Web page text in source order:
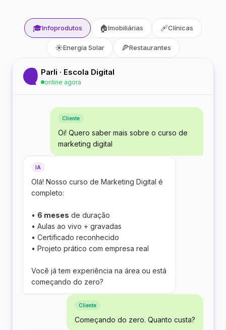
🎓Infoprodutos 🏠Imobiliárias 🩹Clínicas
☀️Energia Solar 🍕Restaurantes
Parli · Escola Digital
online agora
Cliente
Oi! Quero saber mais sobre o curso de
marketing digital
IA
Olá! Nosso curso de Marketing Digital é
completo:
• 6 meses de duração
• Aulas ao vivo + gravadas
• Certificado reconhecido
• Projeto prático com empresa real
Você já tem experiência na área ou está
começando do zero?
Cliente
Começando do zero. Quanto custa?